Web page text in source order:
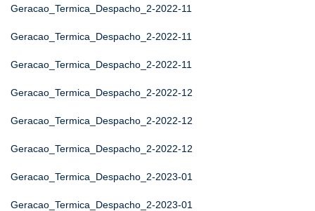
Geracao_Termica_Despacho_2-2022-11
Geracao_Termica_Despacho_2-2022-11
Geracao_Termica_Despacho_2-2022-11
Geracao_Termica_Despacho_2-2022-12
Geracao_Termica_Despacho_2-2022-12
Geracao_Termica_Despacho_2-2022-12
Geracao_Termica_Despacho_2-2023-01
Geracao_Termica_Despacho_2-2023-01